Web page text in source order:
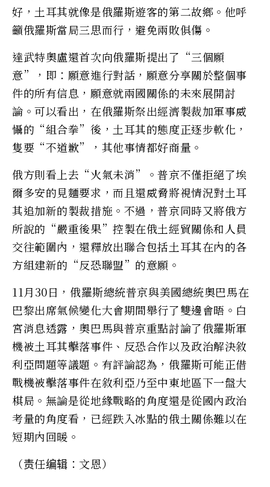
好，土耳其就像是俄羅斯遊客的第二故鄉。他呼
籲俄羅斯當局三思而行，避免兩敗俱傷。
達武特奧盧還首次向俄羅斯提出了“三個願
意”，即：願意進行對話，願意分享關於整個事
件的所有信息，願意就兩國關係的未來展開討
論。可以看出，在俄羅斯祭出經濟製裁加軍事威
懾的“組合拳”後，土耳其的態度正逐步軟化，
隻要“不道歉”，其他事情都好商量。
俄方則看上去“火氣未消”。普京不僅拒絕了埃
爾多安的見麵要求，而且還威脅將視情況對土耳
其追加新的製裁措施。不過，普京同時又將俄方
所說的“嚴重後果”控製在俄土經貿關係和人員
交往範圍內，還釋放出聯合包括土耳其在內的各
方組建新的“反恐聯盟”的意願。
11月30日，俄羅斯總統普京與美國總統奧巴馬在
巴黎出席氣候變化大會期間舉行了雙邊會晤。白
宮消息透露，奧巴馬與普京重點討論了俄羅斯軍
機被土耳其擊落事件、反恐合作以及政治解決敘
利亞問題等議題。有評論認為，俄羅斯可能正借
戰機被擊落事件在敘利亞乃至中東地區下一盤大
棋局。無論是從地緣戰略的角度還是從國內政治
考量的角度看，已經跌入冰點的俄土關係難以在
短期內回暖。
（责任编辑：文恩）